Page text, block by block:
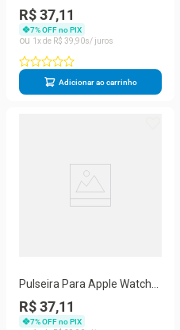
8, 9 E 10 38Mm 40Mm Preto
R$ 37,11
7% OFF no PIX
1
R$ 39 90
Adicionar ao carrinho
Pulseira Para Apple Watch
8, 9 E 10 Rosa
R$ 37,11
7% OFF no PIX